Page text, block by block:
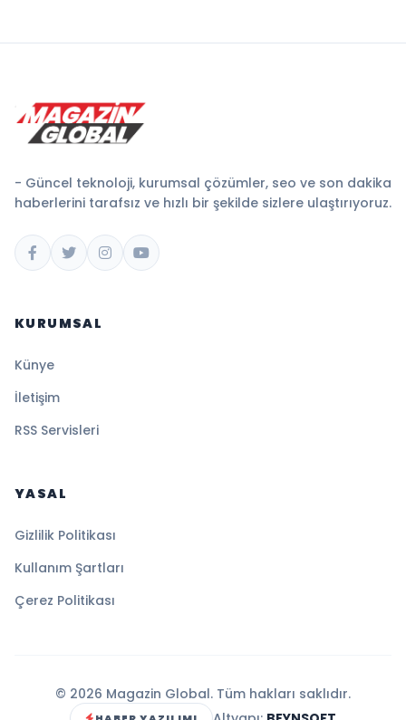
- Güncel teknoloji, kurumsal çözümler, seo ve son dakika
haberlerini tarafsız ve hızlı bir şekilde sizlere ulaştırıyoruz.
KURUMSAL
Künye
İletişim
RSS Servisleri
YASAL
Gizlilik Politikası
Kullanım Şartları
Çerez Politikası
© 2026 Magazin Global. Tüm hakları saklıdır.